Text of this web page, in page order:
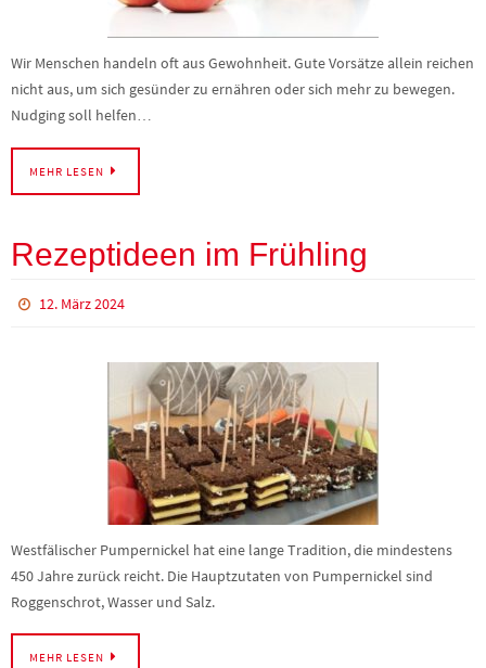
Wir Menschen handeln oft aus Gewohnheit. Gute Vorsätze allein reichen
nicht aus, um sich gesünder zu ernähren oder sich mehr zu bewegen.
Nudging soll helfen…
MEHR LESEN
Rezeptideen im Frühling
12. März 2024
Westfälischer Pumpernickel hat eine lange Tradition, die mindestens
450 Jahre zurück reicht. Die Hauptzutaten von Pumpernickel sind
Roggenschrot, Wasser und Salz.
MEHR LESEN